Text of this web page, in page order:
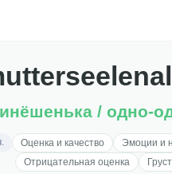
/ одно-
Оценка и качество Эмоции и
Отрицательная оценка